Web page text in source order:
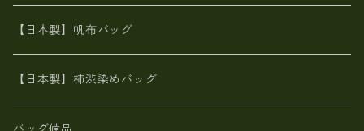
栃木レザー 【日本製】メンズ 財布
革小物・財布【日本製】メンズ レディース
【日本製】メンズ 財布 アザラシ革(シールスキン)
【日本製】帆布バッグ
【日本製】柿渋染めバッグ